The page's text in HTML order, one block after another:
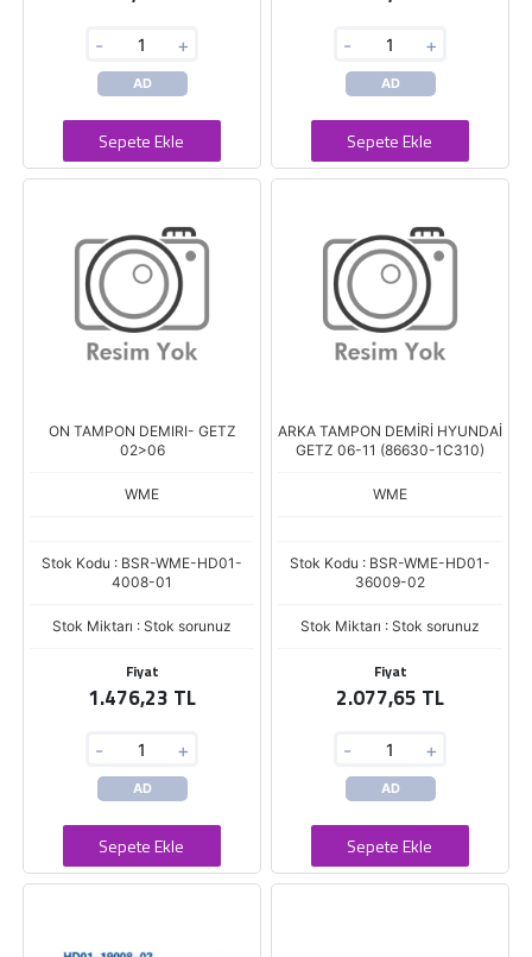
- +
AD
Sepete Ekle
- +
AD
Sepete Ekle
ON TAMPON DEMIRI- GETZ
02>06
WME
Stok Kodu : BSR-WME-HD01-
4008-01
Stok Miktarı : Stok sorunuz
Fiyat
1.476,23 TL
- +
AD
Sepete Ekle
ARKA TAMPON DEMİRİ HYUNDAİ
GETZ 06-11 (86630-1C310)
WME
Stok Kodu : BSR-WME-HD01-
36009-02
Stok Miktarı : Stok sorunuz
Fiyat
2.077,65 TL
- +
AD
Sepete Ekle